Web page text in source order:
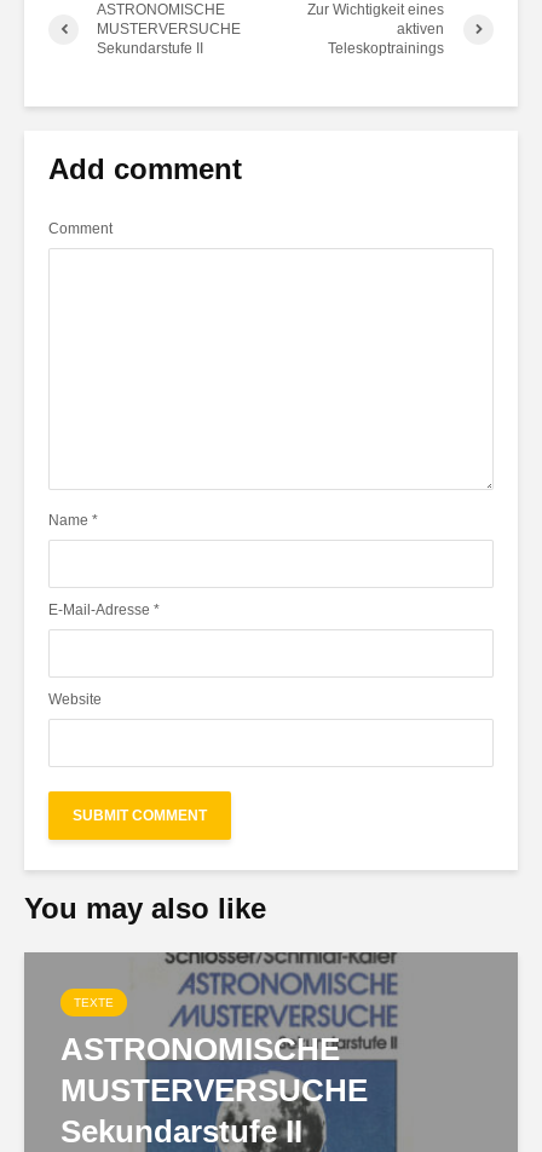
ASTRONOMISCHE
MUSTERVERSUCHE
Sekundarstufe II
Zur Wichtigkeit eines
aktiven
Teleskoptrainings
Add comment
Comment
Name *
E-Mail-Adresse *
Website
You may also like
TEXTE
ASTRONOMISCHE
MUSTERVERSUCHE
Sekundarstufe II